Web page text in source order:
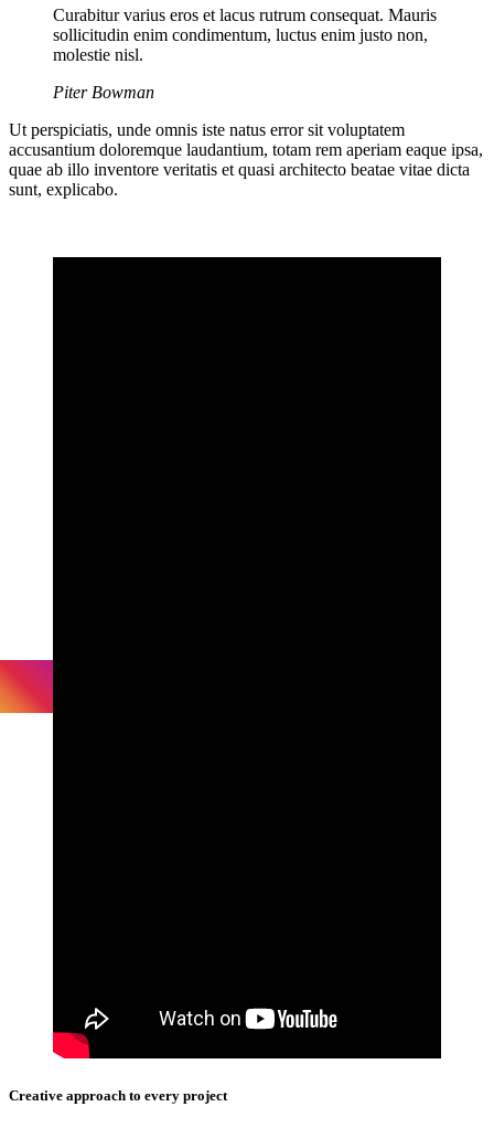
Curabitur varius eros et lacus rutrum consequat. Mauris
sollicitudin enim condimentum, luctus enim justo non,
molestie nisl.
Piter Bowman
Ut perspiciatis, unde omnis iste natus error sit voluptatem
accusantium doloremque laudantium, totam rem aperiam eaque ipsa,
quae ab illo inventore veritatis et quasi architecto beatae vitae dicta
sunt, explicabo.
Creative approach to every project